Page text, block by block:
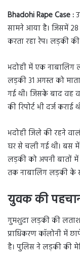
Bhadohi Rape Case :
सामने आया है। जिसमें
करता रहा रेप। लड़की
भदोही में एक नाबालिग
लड़की 31 अगस्त को
गई थी। जिसके बाद वह
की रिपोर्ट भी दर्ज कराई
भदोही जिले की रहने
घर से चली गई थी। बस
लड़की को अपनी बातों
तक नाबालिग लड़की के
युवक की
गुमशुदा लड़की की लताश
प्राधिकरण कॉलोनी में
है। पुलिस ने लड़की की